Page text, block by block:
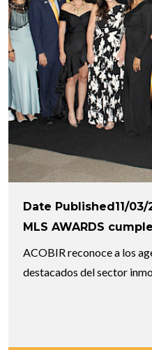
Date Published11/03/
MLS AWARDS
ACOBIR reconoce a los
destacados del sector